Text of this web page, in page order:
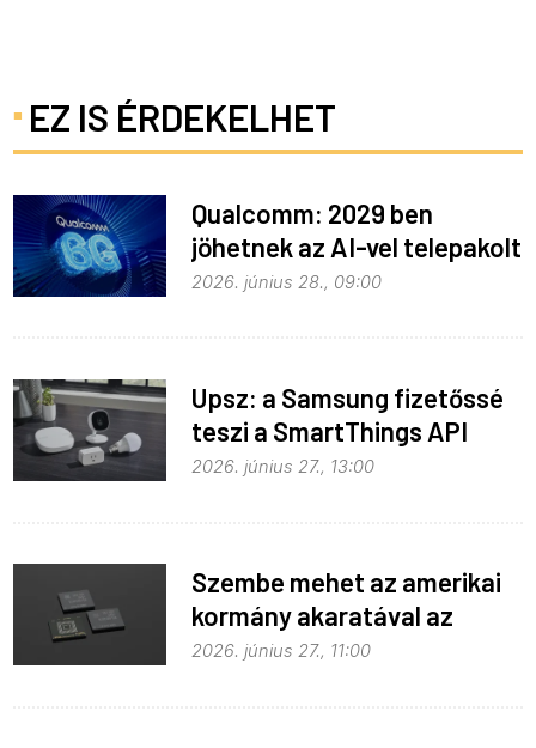
EZ IS ÉRDEKELHET
Qualcomm: 2029 ben
jöhetnek az AI-vel telepakolt
6G-s telefonok
2026. június 28., 09:00
Upsz: a Samsung fizetőssé
teszi a SmartThings API
hozzáférést
2026. június 27., 13:00
Szembe mehet az amerikai
kormány akaratával az
Apple
2026. június 27., 11:00